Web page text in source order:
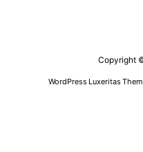
Copyright
WordPress Luxeritas